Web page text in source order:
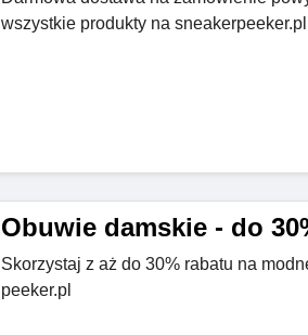
wszystkie produkty na sneakerpeeker.pl
Obuwie damskie - do
Skorzystaj z aż do 30% rabatu na
peeker.pl